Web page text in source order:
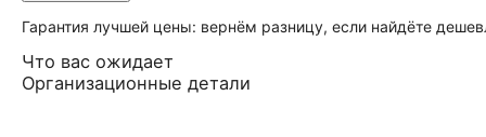
Гарантия лучшей цены: вернём разницу, если найдёте
Что вас ожидает
Организационные детали